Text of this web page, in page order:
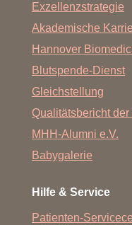
Exzellenzstrategie
Akademische
Hannover
Blutspende-Dienst
Gleichstellung
Qualitätsbericht der
MHH-Alumni e.V.
Babygalerie
Hilfe & Service
Patienten-